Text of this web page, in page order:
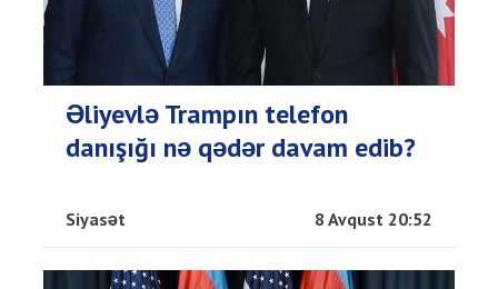
Əliyevlə Trampın telefon
danışığı nə qədər davam edib?
Siyasət 8 Avqust 20:52